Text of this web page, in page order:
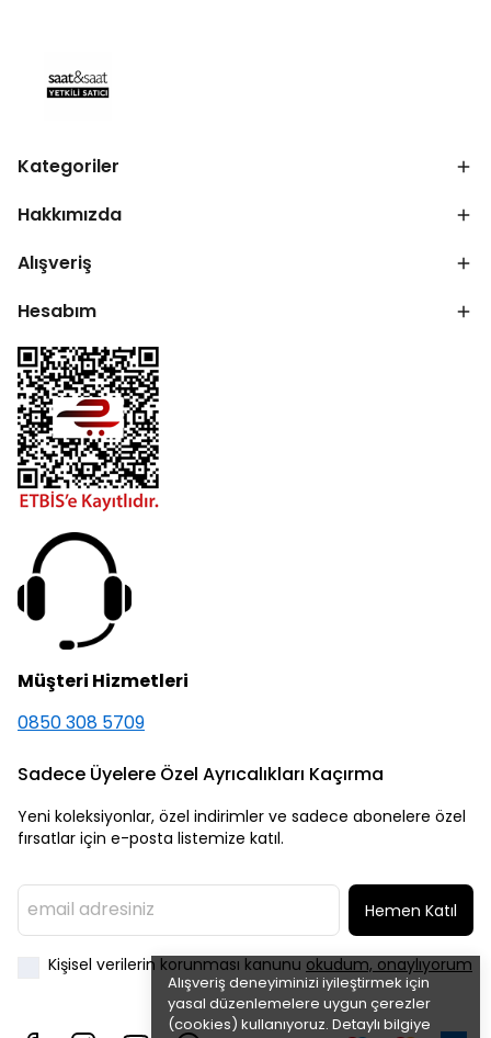
Alışveriş deneyiminizi iyileştirmek için
yasal düzenlemelere uygun çerezler
(cookies) kullanıyoruz. Detaylı bilgiye
Kategoriler
Hakkımızda
Alışveriş
Hesabım
Müşteri Hizmetleri
0850 308 5709
Sadece Üyelere Özel Ayrıcalıkları Kaçırma
Yeni koleksiyonlar, özel indirimler ve sadece abonelere özel
fırsatlar için e-posta listemize katıl.
Hemen Katıl
Kişisel verilerin korunması kanunu okudum, onaylıyorum